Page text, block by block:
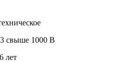
3 свыше 1000 В
6 лет